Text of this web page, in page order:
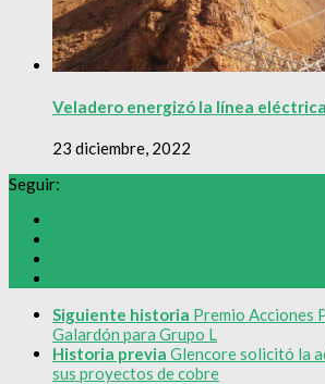
Veladero energizó la línea eléctrica
23 diciembre, 2022
Seguir:
Siguiente historia Premio Acciones
Galardón para Grupo L
Historia previa Glencore solicitó la
sus proyectos de cobre